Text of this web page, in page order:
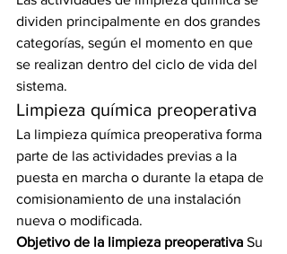
dividen principalmente en dos grandes
categorías, según el momento en que
se realizan dentro del ciclo de vida del
sistema.
Limpieza química preoperativa
La limpieza química preoperativa forma
parte de las actividades previas a la
puesta en marcha o durante la etapa de
comisionamiento de una instalación
nueva o modificada.
Objetivo de la limpieza preoperativa Su